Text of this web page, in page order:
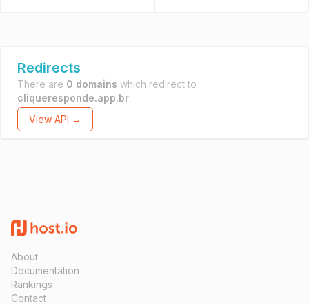
Redirects
There are 0 domains which redirect to
cliqueresponde.app.br.
View API →
About
Documentation
Rankings
Contact